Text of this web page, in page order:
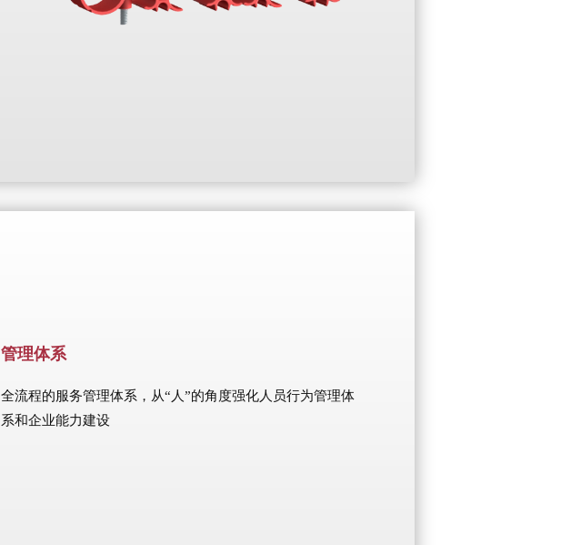
管理体系
全流程的服务管理体系，从“人”的角度强化人员行为管理体
系和企业能力建设